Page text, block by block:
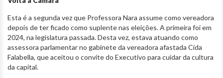
Esta é a segunda vez que Professora Nara assume como vereadora
depois de ter ficado como suplente nas eleições. A primeira foi em
2024, na legislatura passada. Desta vez, estava atuando como
assessora parlamentar no gabinete da vereadora afastada Cida
Falabella, que aceitou o convite do Executivo para cuidar da cultura
da capital.